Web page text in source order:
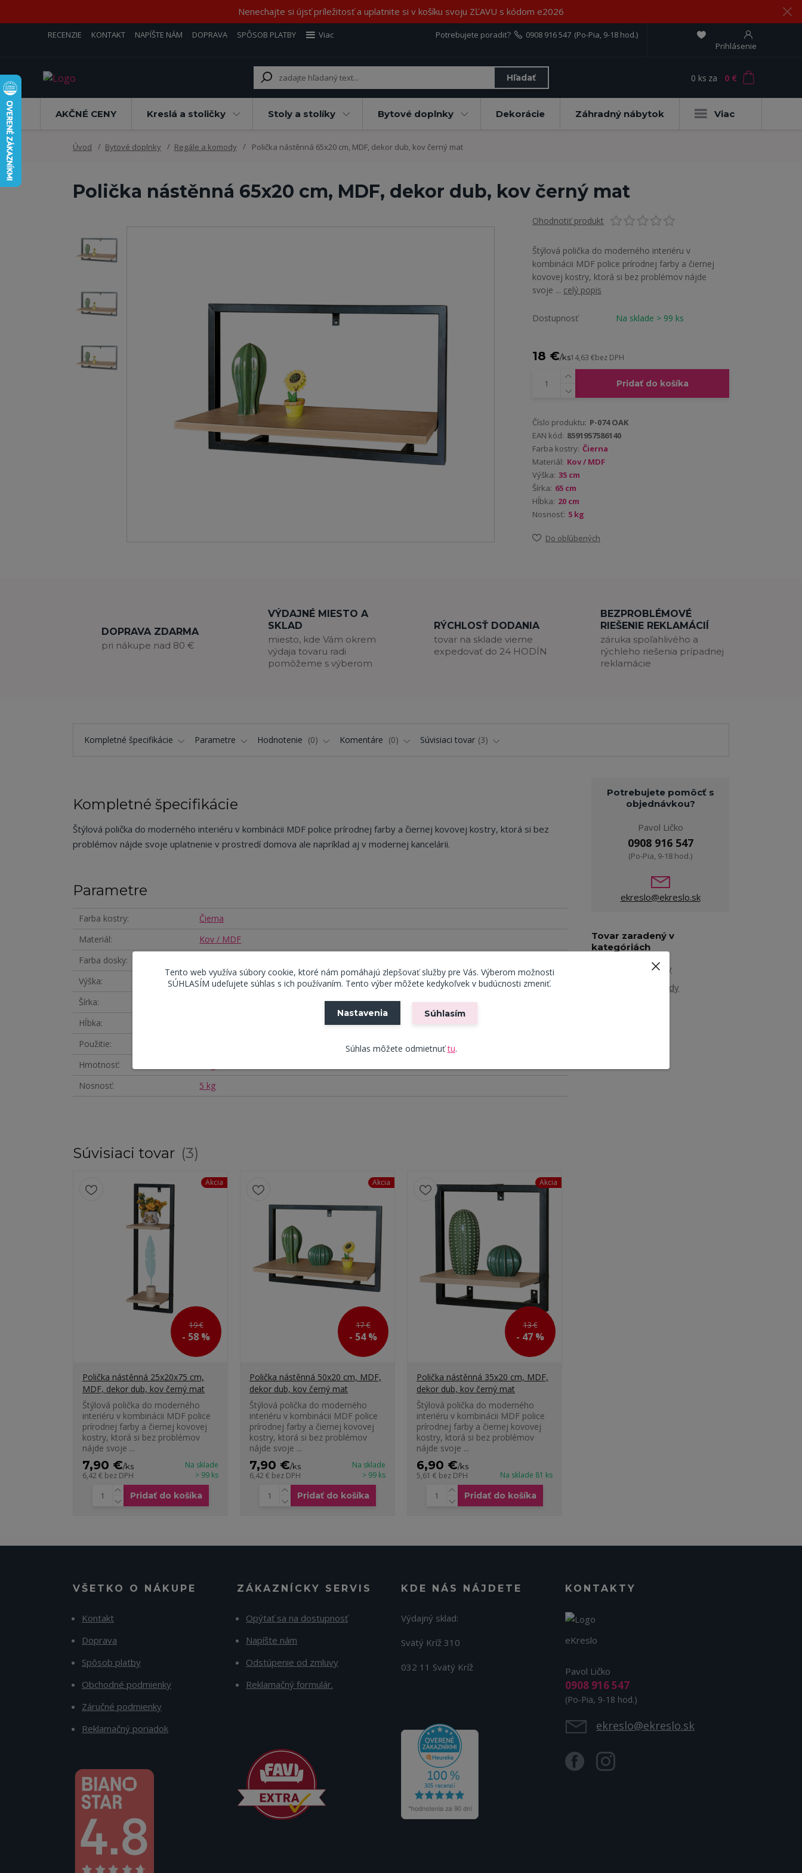
Nenechajte si újsť príležitosť a uplatnite si v košíku svoju ZĽAVU s kódom e2026
RECENZIE KONTAKT NAPÍŠTE NÁM DOPRAVA SPÔSOB PLATBY
Viac
Prihlásenie
Hľadať
Potrebujete poradiť? 0908 916 547 (Po-Pia, 9-18 hod.)
0 ks za 0 €
AKČNÉ CENY Kreslá a stoličky Stoly a stolíky Bytové doplnky Dekorácie Záhradný nábytok Viac
Úvod Bytové doplnky Regále a komody Polička nástěnná 65x20 cm, MDF, dekor dub, kov černý mat
Polička nástěnná 65x20 cm, MDF, dekor dub, kov černý mat
Ohodnotiť produkt
Štýlová polička do moderného interiéru v
kombinácii MDF police prírodnej farby a čiernej
kovovej kostry, ktorá si bez problémov nájde
svoje ... celý popis
Dostupnosť Na sklade > 99 ks
18 €/ks14,63 €bez DPH
Pridať do košíka
Číslo produktu: P-074 OAK
EAN kód: 8591957586140
Farba kostry: Čierna
Materiál: Kov / MDF
Výška: 35 cm
Šírka: 65 cm
Hĺbka: 20 cm
Nosnosť: 5 kg
Do obľúbených
DOPRAVA ZDARMA
pri nákupe nad 80 €
VÝDAJNÉ MIESTO A
SKLAD
miesto, kde Vám okrem
výdaja tovaru radi
pomôžeme s výberom
RÝCHLOSŤ DODANIA
tovar na sklade vieme
expedovať do 24 HODÍN
BEZPROBLÉMOVÉ
RIEŠENIE REKLAMÁCIÍ
záruka spoľahlivého a
rýchleho riešenia prípadnej
reklamácie
Kompletné špecifikácie Parametre Hodnotenie 0 Komentáre 0 Súvisiaci tovar 3
Kompletné špecifikácie
Štýlová polička do moderného interiéru v kombinácii MDF police prírodnej farby a čiernej kovovej kostry, ktorá si bez
problémov nájde svoje uplatnenie v prostredí domova ale napríklad aj v modernej kancelárii.
Parametre
Farba kostry
Čierna
Materiál
Kov / MDF
Farba dosky
Výška
35 cm
Šírka
Hĺbka
Použitie
Hmotnosť
Nosnosť
5 kg
Potrebujete pomôcť s
objednávkou?
Pavol Ličko
0908 916 547
(Po-Pia, 9-18 hod.)
ekreslo@ekreslo.sk
Tovar zaradený v
kategóriách
Bytové doplnky
Regále a komody
Súvisiaci tovar 3
Akcia
19 €
- 58 %
Polička nástěnná 25x20x75 cm,
MDF, dekor dub, kov černý mat
Štýlová polička do moderného
interiéru v kombinácii MDF police
prírodnej farby a čiernej kovovej
kostry, ktorá si bez problémov
nájde svoje ...
7,90 €/ks
6,42 € bez DPH
Na sklade
> 99 ks
Pridať do košíka
Akcia
17 €
- 54 %
Polička nástěnná 50x20 cm, MDF,
dekor dub, kov černý mat
Štýlová polička do moderného
interiéru v kombinácii MDF police
prírodnej farby a čiernej kovovej
kostry, ktorá si bez problémov
nájde svoje ...
7,90 €/ks
6,42 € bez DPH
Na sklade
> 99 ks
Pridať do košíka
Akcia
13 €
- 47 %
Polička nástěnná 35x20 cm, MDF,
dekor dub, kov černý mat
Štýlová polička do moderného
interiéru v kombinácii MDF police
prírodnej farby a čiernej kovovej
kostry, ktorá si bez problémov
nájde svoje ...
6,90 €/ks
5,61 € bez DPH Na sklade 81 ks
Pridať do košíka
VŠETKO O NÁKUPE
Kontakt
Doprava
Spôsob platby
Obchodné podmienky
Záručné podmienky
Reklamačný poriadok
ZÁKAZNÍCKY SERVIS
Opýtať sa na dostupnosť
Napíšte nám
Odstúpenie od zmluvy
Reklamačný formulár.
KDE NÁS NÁJDETE
Výdajný sklad:
Svätý Kríž 310
032 11 Svätý Kríž
KONTAKTY
eKreslo
Pavol Ličko
0908 916 547
(Po-Pia, 9-18 hod.)
ekreslo@ekreslo.sk
Tento web využíva súbory cookie, ktoré nám pomáhajú zlepšovať služby pre Vás. Výberom možnosti
SÚHLASÍM udeľujete súhlas s ich používaním. Tento výber môžete kedykoľvek v budúcnosti zmeniť.
Nastavenia Súhlasím
Súhlas môžete odmietnuťtu.